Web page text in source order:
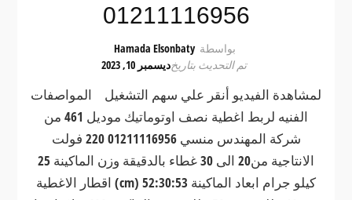
01211116956
بواسطة Hamada Elsonbaty
تم التحديث بتاريخديسمبر 10, 2023
لمشاهدة الفيديو أنقر علي سهم التشغيل المواصفات
الفنيه لربط اغطية نصف اوتوماتيك موديل 461 من
شركة المهندس منسي 01211116956 220 فولت
الانتاجية من20 الى 30 غطاء بالدقيقة وزن الماكينة 25
كيلو جرام ابعاد الماكينة 52:30:53 (cm) اقطار الاغطية